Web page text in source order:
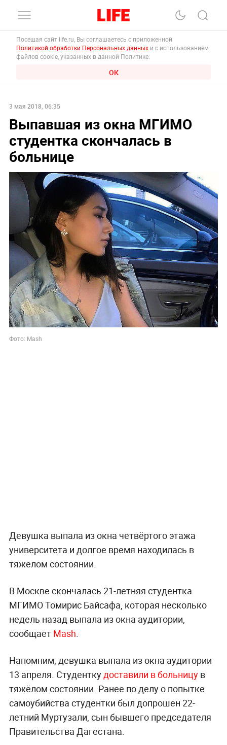
Посещая сайт life.ru, Вы соглашаетесь с приложенной
Политикой обработки Персональных данных и с использованием
файлов cookie, указанных в данной Политике.
ОК
3 мая 2018, 06:35
Выпавшая из окна МГИМО
студентка скончалась в
больнице
Фото: Mash
Девушка выпала из окна четвёртого этажа
университета и долгое время находилась в
тяжёлом состоянии.
В Москве скончалась 21-летняя студентка
МГИМО Томирис Байсафа, которая несколько
недель назад выпала из окна аудитории,
сообщает Mash.
Напомним, девушка выпала из окна аудитории
13 апреля. Студенткудоставили в больницув
тяжёлом состоянии. Ранее по делу о попытке
самоубийства студентки был допрошен 22-
летний Муртузали, сын бывшего председателя
Правительства Дагестана.